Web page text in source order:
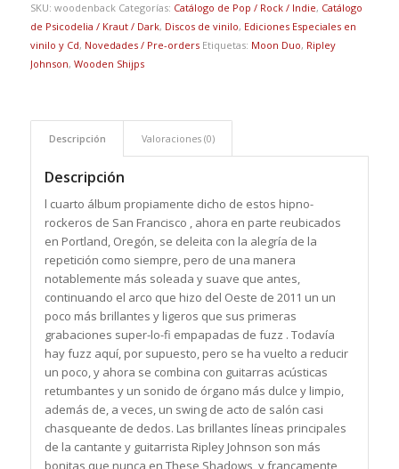
SKU: woodenback Categorías: Catálogo de Pop / Rock / Indie, Catálogo
de Psicodelia / Kraut / Dark, Discos de vinilo, Ediciones Especiales en
vinilo y Cd, Novedades / Pre-orders Etiquetas: Moon Duo, Ripley
Johnson, Wooden Shijps
Descripción Valoraciones (0)
Descripción
l cuarto álbum propiamente dicho de estos hipno-
rockeros de San Francisco , ahora en parte reubicados
en Portland, Oregón, se deleita con la alegría de la
repetición como siempre, pero de una manera
notablemente más soleada y suave que antes,
continuando el arco que hizo del Oeste de 2011 un un
poco más brillantes y ligeros que sus primeras
grabaciones super-lo-fi empapadas de fuzz . Todavía
hay fuzz aquí, por supuesto, pero se ha vuelto a reducir
un poco, y ahora se combina con guitarras acústicas
retumbantes y un sonido de órgano más dulce y limpio,
además de, a veces, un swing de acto de salón casi
chasqueante de dedos. Las brillantes líneas principales
de la cantante y guitarrista Ripley Johnson son más
bonitas que nunca en These Shadows, y francamente